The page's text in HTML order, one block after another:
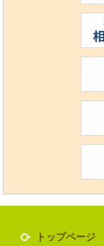
トップページ